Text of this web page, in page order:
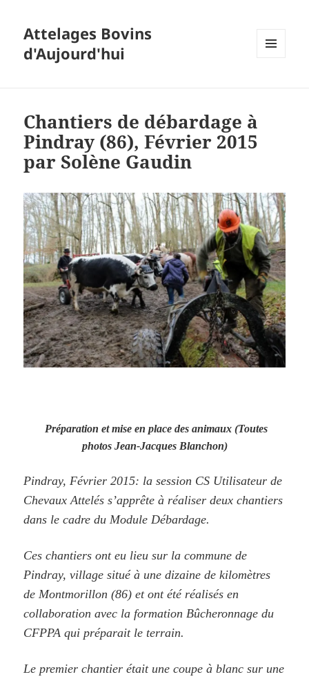
Attelages Bovins
d'Aujourd'hui
Chantiers de débardage à
Pindray (86), Février 2015
par Solène Gaudin
Préparation et mise en place des animaux (Toutes
photos Jean-Jacques Blanchon)
Pindray, Février 2015: la session CS Utilisateur de
Chevaux Attelés s’apprête à réaliser deux chantiers
dans le cadre du Module Débardage.
Ces chantiers ont eu lieu sur la commune de
Pindray, village situé à une dizaine de kilomètres
de Montmorillon (86) et ont été réalisés en
collaboration avec la formation Bûcheronnage du
CFPPA qui préparait le terrain.
Le premier chantier était une coupe à blanc sur une